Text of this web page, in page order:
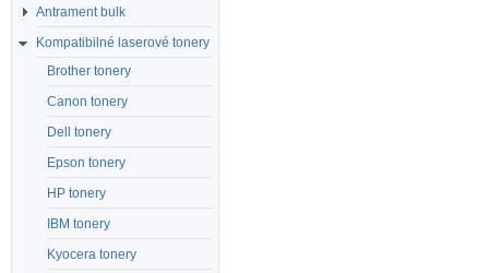
Antrament bulk
Kompatibilné laserové tonery
Brother tonery
Canon tonery
Dell tonery
Epson tonery
HP tonery
IBM tonery
Kyocera tonery